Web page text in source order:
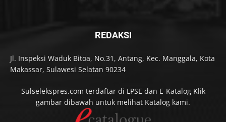
REDAKSI
Jl. Inspeksi Waduk Bitoa, No.31, Antang, Kec. Manggala, Kota
Makassar, Sulawesi Selatan 90234
Sulselekspres.com terdaftar di LPSE dan E-Katalog Klik
gambar dibawah untuk melihat Katalog kami.